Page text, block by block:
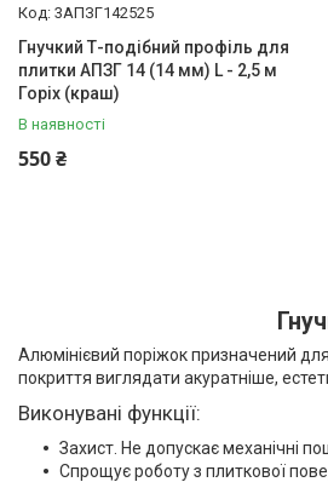
Прихованого Монтажу
Алюмінієвий плінтус BEST
DEAL (власне виробництво)
Профіль для плитки
Капельник Терасний /
балконний профіль (карниз).
Алюмінієвий профіль
3АПЗГ142525
Гнучкий Т-подібний профіль для
плитки АПЗГ 14 (14 мм) L - 2,5 м
Горіх (краш)
В наявності
550 ₴
Алюмінієвий поріжок призначений
покриття виглядати акуратніше,
Виконувані функції:
Захист. Не допускає механічні
Спрощує роботу з плиткової